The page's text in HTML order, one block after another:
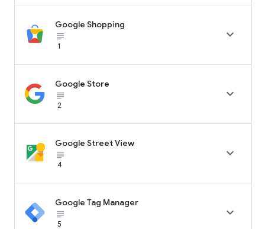
Google Shopping
subject_black
1

Google Store
subject_black
2

Google Street View
subject_black
4

Google Tag Manager
subject_black
5
